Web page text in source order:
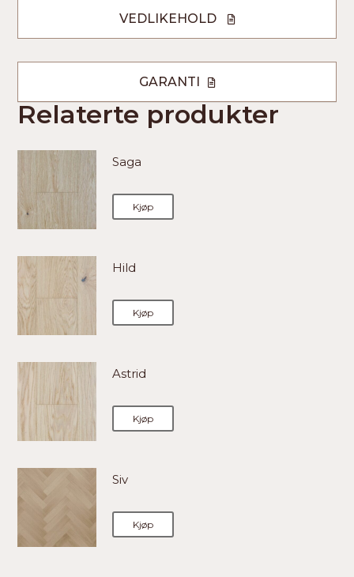
VEDLIKEHOLD
GARANTI
Relaterte produkter
Saga
Kjøp
Hild
Kjøp
Astrid
Kjøp
Siv
Kjøp